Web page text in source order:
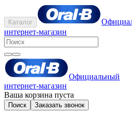
Каталог
интернет-магазин
Официальный
интернет-магазин
Ваша корзина пуста
Поиск Заказать звонок